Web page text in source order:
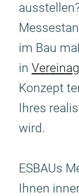
im Bau
in
Konzept
Ihres
wird.
ESBAUs
Ihnen